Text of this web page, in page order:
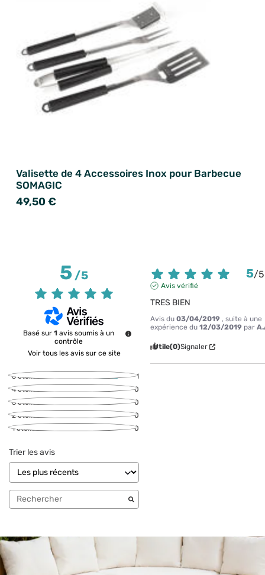
Valisette de 4 Accessoires Inox pour Barbecue
SOMAGIC
49,50 €
5/5
Basé sur 1 avis soumis à un
contrôle
Voir tous les avis sur ce site
5étoiles
1
4étoiles
0
3étoiles
0
2étoiles
0
1étoile 0
Trier les avis
5/5
Avis vérifié
TRES BIEN
Avis du03/04/2019 , suite à une
expérience du12/03/2019 par
Utile(0)Signaler